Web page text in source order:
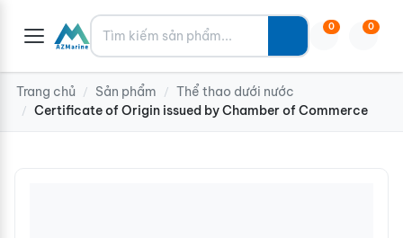
Tìm kiếm 0 0
Trang chủ / Sản phẩm / Thể thao dưới nước
/ Certificate of Origin issued by Chamber of Commerce